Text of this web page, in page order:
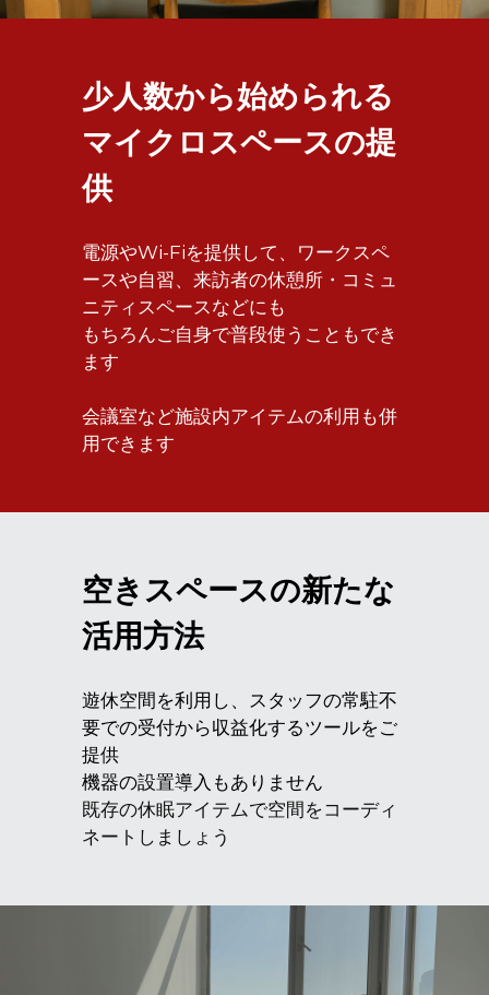
少人数から始められる
マイクロスペースの提
供
電源やWi-Fiを提供して、ワークスペ
ースや自習、来訪者の休憩所・コミュ
ニティスペースなどにも
もちろんご自身で普段使うこともでき
ます
会議室など施設内アイテムの利用も併
用できます
空きスペースの新たな
活用方法
遊休空間を利用し、スタッフの常駐不
要での受付から収益化するツールをご
提供
機器の設置導入もありません
既存の休眠アイテムで空間をコーディ
ネートしましょう